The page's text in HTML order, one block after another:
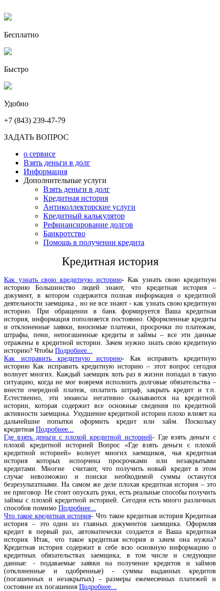
Бесплатно
Быстро
Удобно
+7 (843) 239-47-79
ЗАДАТЬ ВОПРОС
о сервисе
Взять деньги в долг
Информация
Дополнительные услуги
Взять деньги в долг
Кредитная история
Антиколлекторские услуги
Кредитный калькулятор
Рефинансирование долгов
Банкротство
Помощь в получении кредита
Кредитная история
Как узнать свою кредитную историю- Как узнать свою кредитную
историю Большинство людей знают, что кредитная история –
документ, в котором содержится полная информация о кредитной
деятельности заемщика , но не все знают - как узнать свою кредитную
историю. При обращении в банк формируется Ваша кредитная
история, информация пополняется постоянно. Оформленные кредиты
и отклоненные заявки, вносимые платежи, просрочки по платежам,
штрафы, пени, непогашенные кредиты и займы – все эти данные
отражены в кредитной истории. Зачем нужно знать свою кредитную
историю? Чтобы Подробнее...
Как исправить кредитную историю- Как исправить кредитную
историю Как исправить кредитную историю – этот вопрос сегодня
волнует многих. Каждый заемщик хоть раз в жизни попадал в такую
ситуацию, когда не мог вовремя исполнить долговые обязательства –
внести очередной платеж, оплатить штраф, закрыть кредит и т.п.
Естественно, эти нюансы негативно сказываются на кредитной
истории, которая содержит все основные сведения по кредитной
активности заемщика. Ухудшение кредитной истории плохо влияет на
дальнейшие попытки оформить кредит или займ. Поскольку
кредитная Подробнее...
Где взять деньги с плохой кредитной историей- Где взять деньги с
плохой кредитной историей Вопрос «Где взять деньги с плохой
кредитной историей» волнует многих заемщиков, чья кредитная
история которых испорчена просрочками или незакрытыми
кредитами. Многие считают, что получить новый кредит в этом
случае невозможно и поиски необходимой суммы останутся
безрезультатными. На самом же деле плохая кредитная история – это
не приговор. Не стоит опускать руки, есть реальные способы получить
займы с плохой кредитной историей. Сегодня есть много различных
способов помимо Подробнее...
Что такое кредитная история- Что такое кредитная история Кредитная
история – это один из главных документов заемщика. Оформляя
кредит в первый раз, автоматически создается и Ваша кредитная
история. Итак, что такое кредитная история и зачем она нужна?
Кредитная история содержит в себе всю основную информацию о
кредитных обязательствах заемщика, в том числе и следующие
данные: - подаваемые заявки на получение кредитов и займов
(отклоненные и одобренные) - суммы выданных кредитов
(погашенных и незакрытых) - размеры ежемесячных платежей и
состояние их погашения Подробнее...